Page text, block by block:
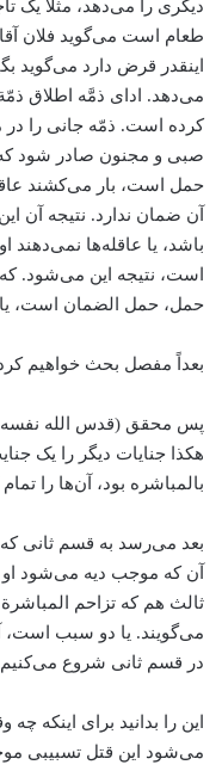
دیگری را می‌دهد، مثلاً یک
طعام است می‌گوید فلان
اینقدر قرض دارد می‌گوید
می‌دهد. ادای ذمَّه اطلاق
کرده است. ذمّه جانی را در
صبی و مجنون صادر شود که
حمل است، بار می‌کشند
آن ضمان ندارد. نتیجه‌ آن
باشد، یا عاقله‌ها نمی‌دهند
است، نتیجه این می‌شود. که
حمل، حمل الضمان است،
بعداً‌ مفصل بحث خواهیم
پس محقق (قدس الله نفسه
هکذا جنایات دیگر را یک
بالمباشره بود، آن‌ها را
بعد می‌رسد به قسم ثانی که
آن که موجب دیه می‌شود
ثالث هم که تزاحم
می‌گویند. یا دو سبب است،
در قسم ثانی شروع
این را بدانید برای
می‌شود این قتل تسبیبی